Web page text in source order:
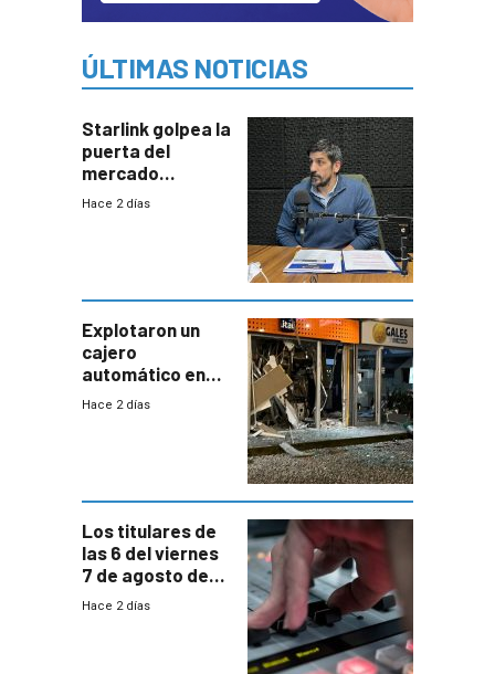
ÚLTIMAS NOTICIAS
Starlink golpea la
puerta del
mercado
uruguayo y Antel
con mayor
miedo”
Hace 2 días
Explotaron un
cajero
automático en
Parque Miramar;
Hace 2 días
Los titulares de
las 6 del viernes
7 de agosto de
2026
Hace 2 días